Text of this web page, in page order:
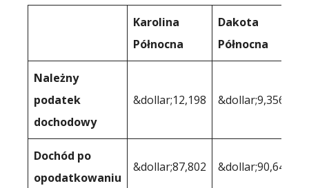
Karolina
Północna
Dakota
Północna
Należny
podatek
dochodowy
&dollar;12,198 &dollar;9,356
Dochód po
opodatkowaniu
&dollar;87,802 &dollar;90,644